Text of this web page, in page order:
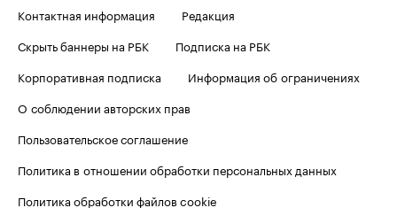
Контактная информация
Редакция
Скрыть баннеры на РБК
Подписка на РБК
Корпоративная подписка
Информация об ограничениях
О соблюдении авторских прав
Пользовательское соглашение
Политика в отношении обработки персональных данных
Политика обработки файлов cookie